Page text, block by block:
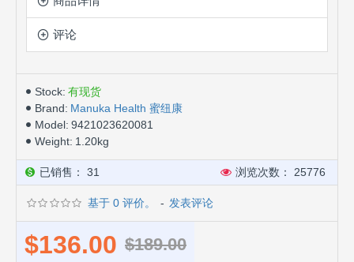
评论
Stock: 有现货
Brand: Manuka Health 蜜纽康
Model: 9421023620081
Weight: 1.20kg
已销售： 31 浏览次数： 25776
基于 0 评价。 - 发表评论
$136.00 $189.00